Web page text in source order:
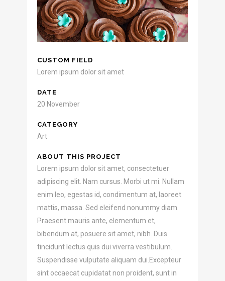
CUSTOM FIELD
Lorem ipsum dolor sit amet
DATE
20 November
CATEGORY
Art
ABOUT THIS PROJECT
Lorem ipsum dolor sit amet, consectetuer
adipiscing elit. Nam cursus. Morbi ut mi. Nullam
enim leo, egestas id, condimentum at, laoreet
mattis, massa. Sed eleifend nonummy diam.
Praesent mauris ante, elementum et,
bibendum at, posuere sit amet, nibh. Duis
tincidunt lectus quis dui viverra vestibulum.
Suspendisse vulputate aliquam dui.Excepteur
sint occaecat cupidatat non proident, sunt in